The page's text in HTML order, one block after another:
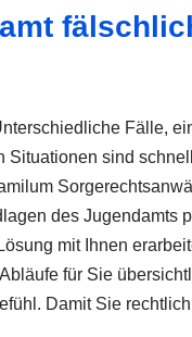
Fälle,
Situationen sind
des Jugendamts
mit Ihnen
für Sie
Damit Sie